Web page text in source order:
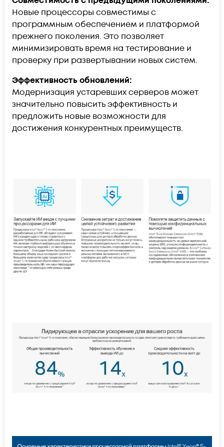
Новые процессоры совместимы с
программным обеспечением и платформой
прежнего поколения. Это позволяет
минимизировать время на тестирование и
проверку при развертывании новых систем.
Эффективность обновлений:
Модернизация устаревших серверов может
значительно повысить эффективность и
предложить новые возможности для
достижения конкурентных преимуществ.